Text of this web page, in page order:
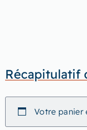
Récapitulatif
Votre panier